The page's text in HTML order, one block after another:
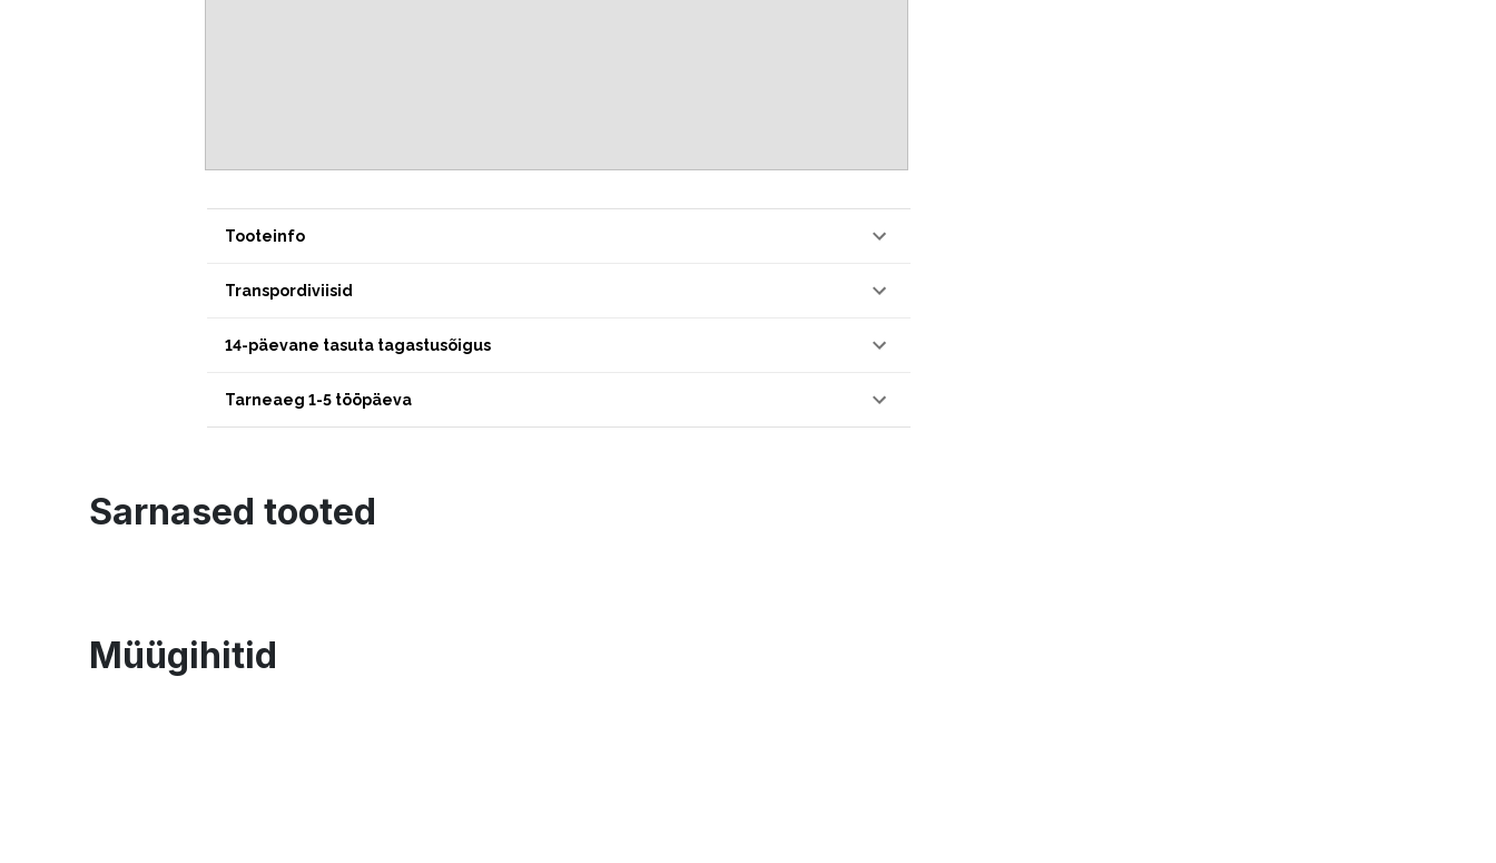
Tooteinfo
Transpordiviisid
14-päevane tasuta tagastusõigus
Tarneaeg 1-5 tööpäeva
Sarnased tooted
Müügihitid